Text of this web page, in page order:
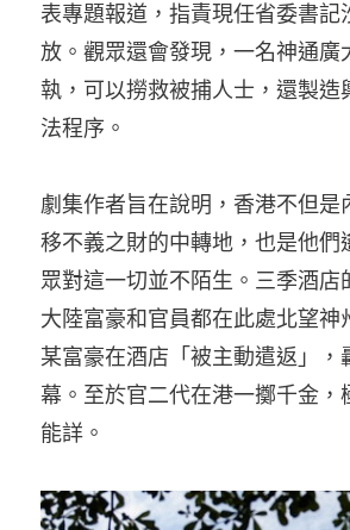
表專題報道，指責現任省委書
放。觀眾還會發現，一名神通
執，可以撈救被捕人士，還製
法程序。
劇集作者旨在說明，香港不但
移不義之財的中轉地，也是他
眾對這一切並不陌生。三季酒
大陸富豪和官員都在此處北望
某富豪在酒店「被主動遣返」
幕。至於官二代在港一擲千金
能詳。